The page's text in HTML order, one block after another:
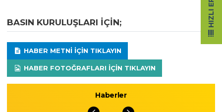
BASIN KURULUŞLARI IÇIN;
HABER METNI IÇIN TIKLAYIN
HABER FOTOĞRAFLARI IÇIN TIKLAYIN
Haberler